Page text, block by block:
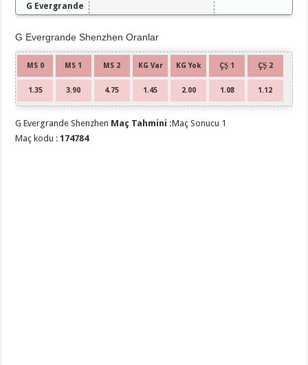
G Evergrande
G Evergrande Shenzhen Oranlar
MS 0 MS 1 MS 2 KG Var KG Yok ÇŞ 1 ÇŞ 2
1.35 3.90 4.75 1.45 2.00 1.08 1.12
G Evergrande Shenzhen Maç Tahmini :Maç Sonucu 1
Maç kodu :174784